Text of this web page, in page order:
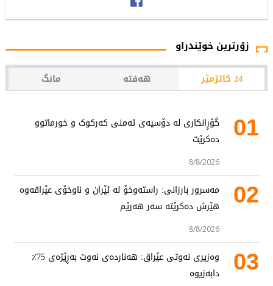
زۆرترین خوێندراو
24 کاتژمێر هەفتە مانگ
01
گۆڕانکاری لە دۆسیەی ئەمنی کەرکوک و خورماتوو
دەکرێت
8/8/2026
02
مەسرور بارزانی: راستەوخۆ لە ئێران و ناوخۆی عێراقەوە
هێرش دەکرێتە سەر هەرێم
8/8/2026
03
وەزیری نەوتی عێراق: هەناردەی نەوت بەڕێژەی 75٪
دابەزیوە